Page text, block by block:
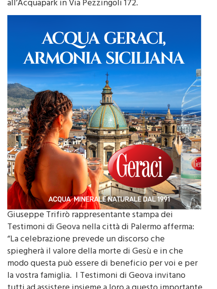
Giuseppe Trifirò rappresentante stampa dei
Testimoni di Geova nella città di Palermo afferma:
“La celebrazione prevede un discorso che
spiegherà il valore della morte di Gesù e in che
modo questa può essere di beneficio per voi e per
la vostra famiglia. I Testimoni di Geova invitano
tutti ad assistere insieme a loro a questo importante